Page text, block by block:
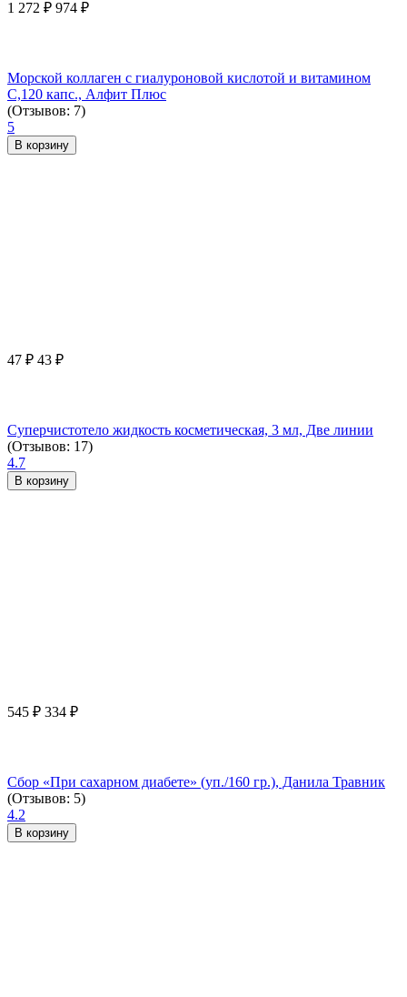
1 272 ₽ 974 ₽
Морской коллаген с гиалуроновой кислотой и витамином
С,120 капс., Алфит Плюс
(Отзывов: 7)
5
В корзину
47 ₽ 43 ₽
Суперчистотело жидкость косметическая, 3 мл, Две линии
(Отзывов: 17)
4.7
В корзину
545 ₽ 334 ₽
Сбор «При сахарном диабете» (уп./160 гр.), Данила Травник
(Отзывов: 5)
4.2
В корзину